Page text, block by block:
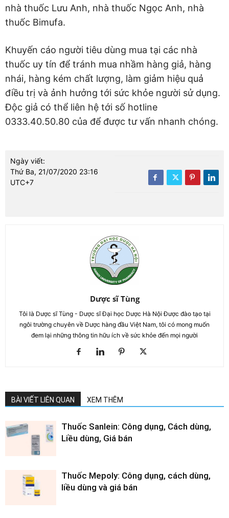
nhà thuốc Lưu Anh, nhà thuốc Ngọc Anh, nhà
thuốc Bimufa.
Khuyến cáo người tiêu dùng mua tại các nhà
thuốc uy tín để tránh mua nhầm hàng giả, hàng
nhái, hàng kém chất lượng, làm giảm hiệu quả
điều trị và ảnh hưởng tới sức khỏe người sử dụng.
Độc giả có thể liên hệ tới số hotline
0333.40.50.80 của để được tư vấn nhanh chóng.
Ngày viết:
Thứ Ba, 21/07/2020 23:16
UTC+7
Dược sĩ Tùng
Tôi là Dược sĩ Tùng - Dược sĩ Đại học Dược Hà Nội Được đào tạo tại
ngôi trường chuyên về Dược hàng đầu Việt Nam, tôi có mong muốn
đem lại những thông tin hữu ích về sức khỏe đến mọi người
BÀI VIẾT LIÊN QUAN XEM THÊM
Thuốc Sanlein: Công dụng, Cách dùng,
Liều dùng, Giá bán
Thuốc Mepoly: Công dụng, cách dùng,
liều dùng và giá bán